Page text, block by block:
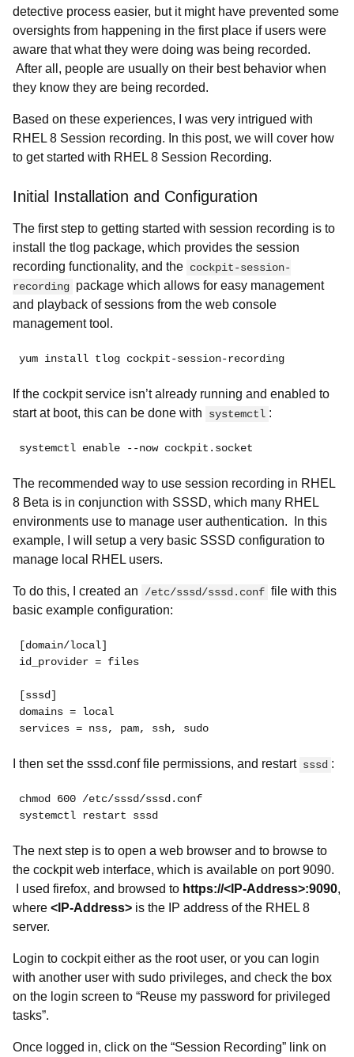
detective process easier, but it might have prevented some
oversights from happening in the first place if users were
aware that what they were doing was being recorded.
After all, people are usually on their best behavior when
they know they are being recorded.
Based on these experiences, I was very intrigued with
RHEL 8 Session recording. In this post, we will cover how
to get started with RHEL 8 Session Recording.
Initial Installation and Configuration
The first step to getting started with session recording is to
install the tlog package, which provides the session
recording functionality, and the cockpit-session-
recording package which allows for easy management
and playback of sessions from the web console
management tool.
yum install tlog cockpit-session-recording
If the cockpit service isn’t already running and enabled to
start at boot, this can be done with
systemctl :
systemctl enable --now cockpit.socket
The recommended way to use session recording in RHEL
8 Beta is in conjunction with SSSD, which many RHEL
environments use to manage user authentication. In this
example, I will setup a very basic SSSD configuration to
manage local RHEL users.
To do this, I created an /etc/sssd/sssd.conf file with this
basic example configuration:
[domain/local]
id_provider = files
[sssd]
domains = local
services = nss, pam, ssh, sudo
I then set the sssd.conf file permissions, and restart sssd :
chmod 600 /etc/sssd/sssd.conf
systemctl restart sssd
The next step is to open a web browser and to browse to
the cockpit web interface, which is available on port 9090.
I used firefox, and browsed to https://<IP-Address>:9090,
where <IP-Address> is the IP address of the RHEL 8
server.
Login to cockpit either as the root user, or you can login
with another user with sudo privileges, and check the box
on the login screen to “Reuse my password for privileged
tasks”.
Once logged in, click on the “Session Recording” link on